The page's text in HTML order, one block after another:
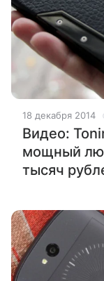
18 декабря 2014
Видео:
мощный
тысяч